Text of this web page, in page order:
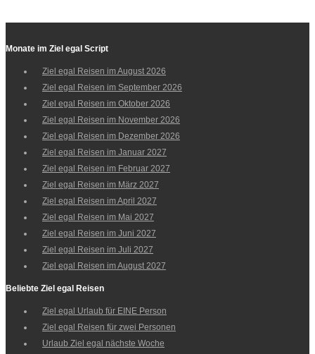
Monate im Ziel egal Script
Ziel egal Reisen im August 2026
Ziel egal Reisen im September 2026
Ziel egal Reisen im Oktober 2026
Ziel egal Reisen im November 2026
Ziel egal Reisen im Dezember 2026
Ziel egal Reisen im Januar 2027
Ziel egal Reisen im Februar 2027
Ziel egal Reisen im März 2027
Ziel egal Reisen im April 2027
Ziel egal Reisen im Mai 2027
Ziel egal Reisen im Juni 2027
Ziel egal Reisen im Juli 2027
Ziel egal Reisen im August 2027
Beliebte Ziel egal Reisen
Ziel egal Urlaub für EINE Person
Ziel egal Reisen für zwei Personen
Urlaub Ziel egal nächste Woche